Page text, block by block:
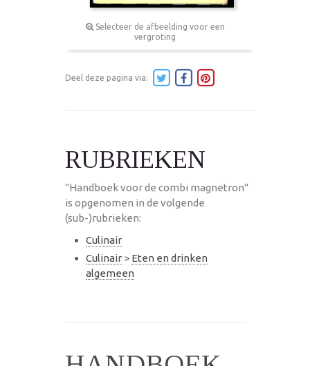
Selecteer de afbeelding voor een
vergroting
Deel deze pagina via:
RUBRIEKEN
"Handboek voor de combi magnetron"
is opgenomen in de volgende
(sub-)rubrieken:
Culinair
Culinair > Eten en drinken
algemeen